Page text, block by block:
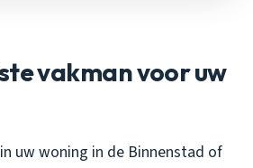
vakman voor uw
uw woning in de Binnenstad of